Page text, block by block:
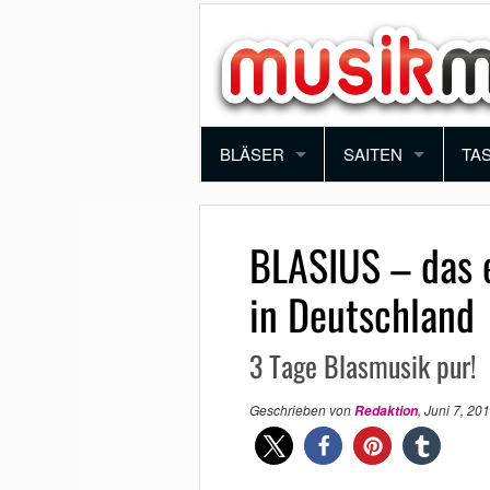
BLÄSER
TROMPETE
POSAUNE
SAXOPHON
KLARINETTE
QUERFLÖTE
SAITEN
VIOLINE
BRATSCHE
E-GITARRE
AKUSTIK GITARRE
E-BASS
BLASIUS –
in Deutschland
3 Tage Blasmusik pur!
Geschrieben vonRedaktion, Juni 7,